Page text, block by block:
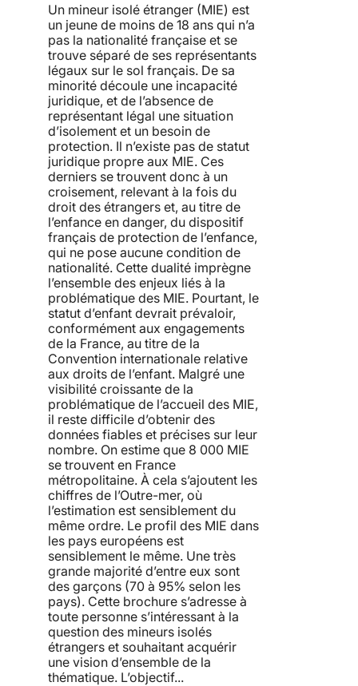
Un mineur isolé étranger (MIE) est
un jeune de moins de 18 ans qui n’a
pas la nationalité française et se
trouve séparé de ses représentants
légaux sur le sol français. De sa
minorité découle une incapacité
juridique, et de l’absence de
représentant légal une situation
d’isolement et un besoin de
protection. Il n’existe pas de statut
juridique propre aux MIE. Ces
derniers se trouvent donc à un
croisement, relevant à la fois du
droit des étrangers et, au titre de
l’enfance en danger, du dispositif
français de protection de l’enfance,
qui ne pose aucune condition de
nationalité. Cette dualité imprègne
l’ensemble des enjeux liés à la
problématique des MIE. Pourtant, le
statut d’enfant devrait prévaloir,
conformément aux engagements
de la France, au titre de la
Convention internationale relative
aux droits de l’enfant. Malgré une
visibilité croissante de la
problématique de l’accueil des MIE,
il reste difficile d’obtenir des
données fiables et précises sur leur
nombre. On estime que 8 000 MIE
se trouvent en France
métropolitaine. À cela s’ajoutent les
chiffres de l’Outre-mer, où
l’estimation est sensiblement du
même ordre. Le profil des MIE dans
les pays européens est
sensiblement le même. Une très
grande majorité d’entre eux sont
des garçons (70 à 95% selon les
pays). Cette brochure s’adresse à
toute personne s’intéressant à la
question des mineurs isolés
étrangers et souhaitant acquérir
une vision d’ensemble de la
thématique. L’objectif...